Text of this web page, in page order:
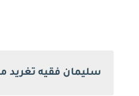
سليمان فقيه تغريد